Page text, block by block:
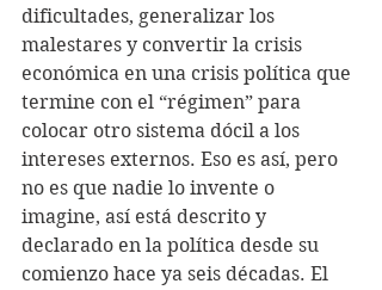
dificultades, generalizar los
malestares y convertir la crisis
económica en una crisis política que
termine con el “régimen” para
colocar otro sistema dócil a los
intereses externos. Eso es así, pero
no es que nadie lo invente o
imagine, así está descrito y
declarado en la política desde su
comienzo hace ya seis décadas. El